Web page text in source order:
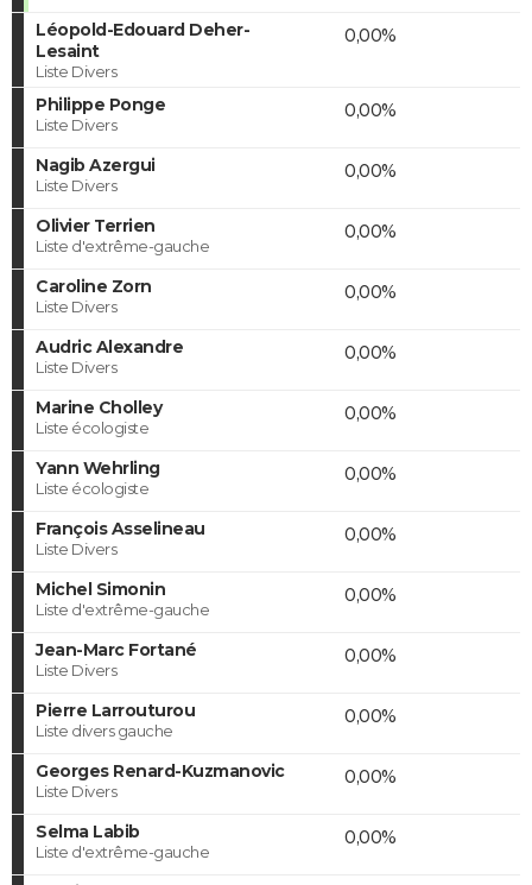
Léopold-Edouard Deher-
Lesaint
Liste Divers
0,00%
Philippe Ponge
Liste Divers
0,00%
Nagib Azergui
Liste Divers
0,00%
Olivier Terrien
Liste d'extrême-gauche
0,00%
Caroline Zorn
Liste Divers
0,00%
Audric Alexandre
Liste Divers
0,00%
Marine Cholley
Liste écologiste
0,00%
Yann Wehrling
Liste écologiste
0,00%
François Asselineau
Liste Divers
0,00%
Michel Simonin
Liste d'extrême-gauche
0,00%
Jean-Marc Fortané
Liste Divers
0,00%
Pierre Larrouturou
Liste divers gauche
0,00%
Georges Renard-Kuzmanovic
Liste Divers
0,00%
Selma Labib
Liste d'extrême-gauche
0,00%